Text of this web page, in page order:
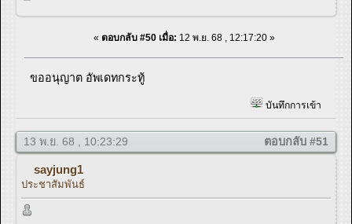
« ตอบกลับ #50 เมื่อ: 12 พ.ย. 68 , 12:17:20 »
ขออนุญาต อัพเดทกระทู้
บันทึกการเข้า
13 พ.ย. 68 , 10:23:29 ตอบกลับ #51
sayjung1
ประชาสัมพันธ์